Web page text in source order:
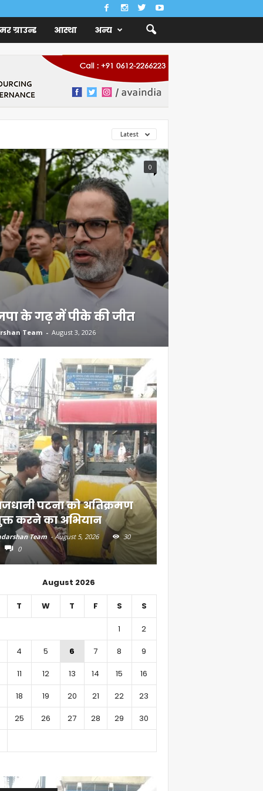
ग्राउन्ड आस्था अन्य
Latest
के गढ़ में पीके की जीत
Team - August 3, 2026
0
पटना को अतिक्रमण
करने का अभियान
Team - August 5, 2026
30
0
August 2026
T W T F S S
1
2
4 5 6 7 8
9
11 12 13 14 15
16
18 19 20 21 22
23
25 26 27 28 29
30